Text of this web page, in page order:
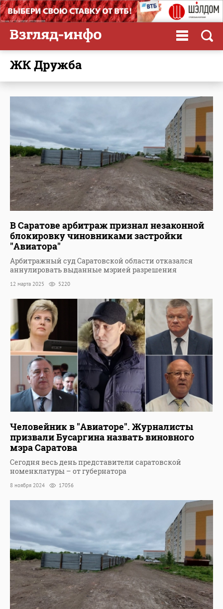
ЖК Дружба
В Саратове арбитраж признал незаконной
блокировку чиновниками застройки
"Авиатора"
Арбитражный суд Саратовской области отказался
аннулировать выданные мэрией разрешения
12 марта 2025 5220
Человейник в "Авиаторе". Журналисты
призвали Бусаргина назвать виновного
мэра Саратова
Сегодня весь день представители саратовской
номенклатуры – от губернатора
8 ноября 2024 17056